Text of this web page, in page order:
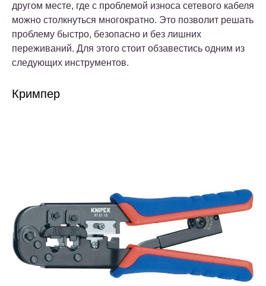
другом месте, где с проблемой износа сетевого кабеля
можно столкнуться многократно. Это позволит решать
проблему быстро, безопасно и без лишних
переживаний. Для этого стоит обзавестись одним из
следующих инструментов.
Кримпер